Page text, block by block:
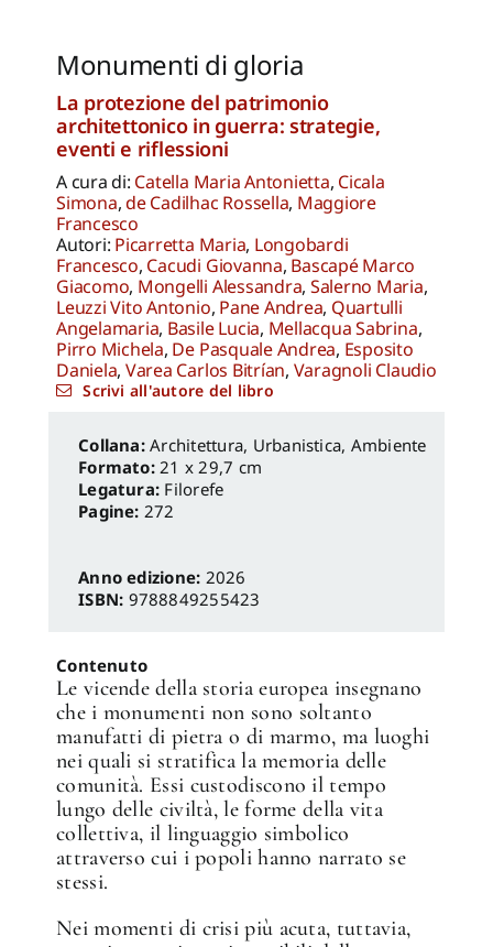
Monumenti di gloria
La protezione del patrimonio
architettonico in guerra: strategie,
eventi e riflessioni
A cura di: Catella Maria Antonietta, Cicala
Simona,de Cadilhac Rossella, Maggiore
Francesco
Autori: Picarretta Maria, Longobardi
Francesco, Cacudi Giovanna, Bascapé Marco
Giacomo, Mongelli Alessandra, Salerno Maria,
Leuzzi Vito Antonio, Pane Andrea, Quartulli
Angelamaria, Basile Lucia, Mellacqua Sabrina,
Pirro Michela, De Pasquale Andrea, Esposito
Daniela, Varea Carlos Bitrían, Varagnoli Claudio
Scrivi all'autore del libro
Architettura, Urbanistica, Ambiente
Formato:21 x 29,7 cm
Legatura: Filorefe
Pagine: 272
Anno edizione: 2026
ISBN: 9788849255423
Contenuto
Le vicende della storia europea insegnano
che i monumenti non sono soltanto
manufatti di pietra o di marmo, ma luoghi
nei quali si stratifica la memoria delle
comunità. Essi custodiscono il tempo
lungo delle civiltà, le forme della vita
collettiva, il linguaggio simbolico
attraverso cui i popoli hanno narrato se
stessi.
Nei momenti di crisi più acuta, tuttavia,